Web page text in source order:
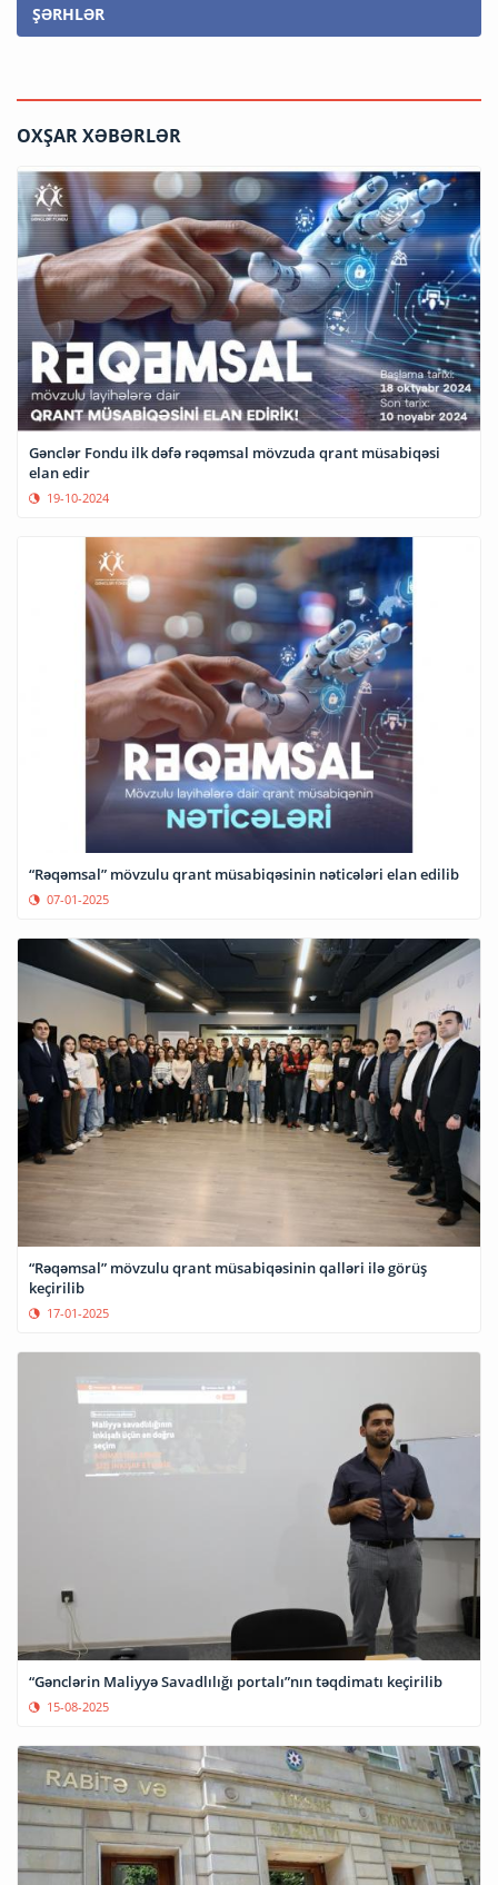
ŞƏRHLƏR
OXŞAR XƏBƏRLƏR
Gənclər Fondu ilk dəfə rəqəmsal mövzuda qrant müsabiqəsi
elan edir
19-10-2024
“Rəqəmsal” mövzulu qrant müsabiqəsinin nəticələri elan edilib
07-01-2025
“Rəqəmsal” mövzulu qrant müsabiqəsinin qalləri ilə görüş
keçirilib
17-01-2025
“Gənclərin Maliyyə Savadlılığı portalı”nın təqdimatı keçirilib
15-08-2025